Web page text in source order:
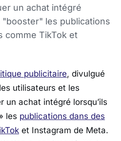
un achat intégré
les publications
comme TikTok et
publicitaire, divulgué
utilisateurs et les
un achat intégré lorsqu’ils
les publications dans des
et Instagram de Meta.